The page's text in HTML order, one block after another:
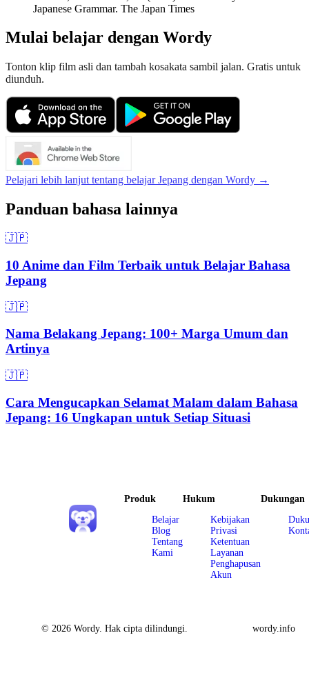
Japanese Grammar. The Japan Times
Mulai belajar dengan Wordy
Tonton klip film asli dan tambah kosakata sambil jalan. Gratis untuk
diunduh.
Pelajari lebih lanjut tentang belajar Jepang dengan Wordy →
Panduan bahasa lainnya
🇯🇵
10 Anime dan Film Terbaik untuk Belajar Bahasa
Jepang
🇯🇵
Nama Belakang Jepang: 100+ Marga Umum dan
Artinya
🇯🇵
Cara Mengucapkan Selamat Malam dalam Bahasa
Jepang: 16 Ungkapan untuk Setiap Situasi
Produk
Belajar
Blog
Tentang
Kami
Hukum
Kebijakan
Privasi
Ketentuan
Layanan
Penghapusan
Akun
Dukungan
© 2026 Wordy. Hak cipta dilindungi. wordy.info